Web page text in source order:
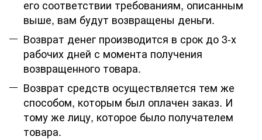
его соответствии требованиям, описанным
выше, вам будут возвращены деньги.
Возврат денег производится в срок до 3-х
рабочих дней с момента получения
возвращенного товара.
Возврат средств осуществляется тем же
способом, которым был оплачен заказ. И
тому же лицу, которое было получателем
товара.